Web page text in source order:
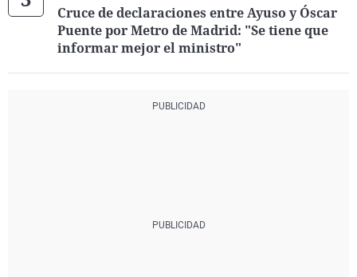
Cruce de declaraciones entre Ayuso y Óscar
Puente por Metro de Madrid: "Se tiene que
informar mejor el ministro"